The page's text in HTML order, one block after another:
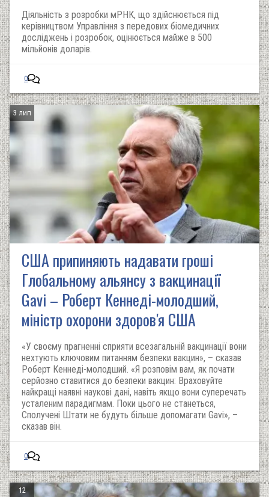
Діяльність з розробки мРНК, що здійснюється під
керівництвом Управління з передових біомедичних
досліджень і розробок, оцінюється майже в 500
мільйонів доларів.
0
3 лип
США припиняють надавати гроші
Глобальному альянсу з вакцинації
Gavi – Роберт Кеннеді-молодший,
міністр охорони здоров'я США
«У своєму прагненні сприяти всезагальній вакцинації вони
нехтують ключовим питанням безпеки вакцин», – сказав
Роберт Кеннеді-молодший. «Я розповім вам, як почати
серйозно ставитися до безпеки вакцин: Враховуйте
найкращі наявні наукові дані, навіть якщо вони суперечать
усталеним парадигмам. Поки цього не станеться,
Сполучені Штати не будуть більше допомагати Gavi», –
сказав він.
0
12